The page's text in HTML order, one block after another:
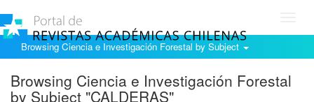
Browsing Ciencia e Investigación Forestal by Subject
Browsing Ciencia e Investigación Forestal
by Subject "CALDERAS"